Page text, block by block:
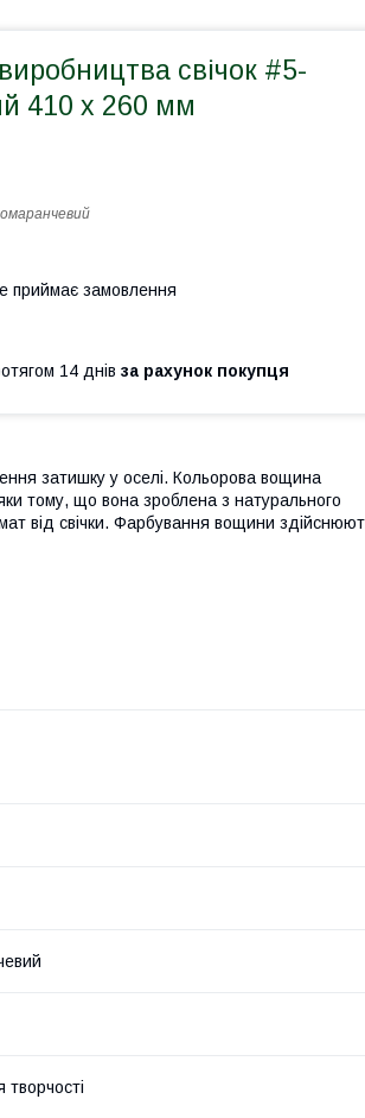
свічок #5-
410 х 260 мм
приймає замовлення
14 днів за рахунок покупця
затишку у оселі. Кольорова вощина
тому, що вона зроблена з натурального
від свічки. Фарбування вощини
творчості